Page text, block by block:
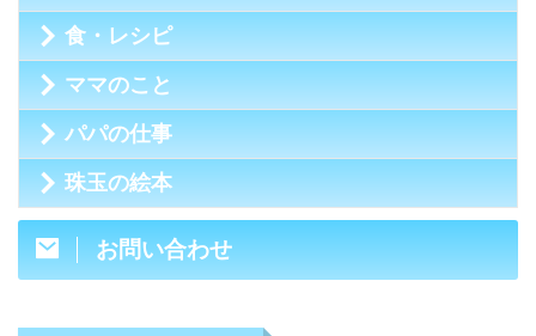
食・レシピ
ママのこと
パパの仕事
珠玉の絵本
お問い合わせ